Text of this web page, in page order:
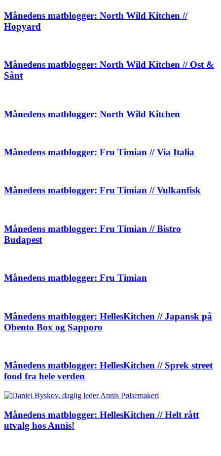
Månedens matblogger: North Wild Kitchen //
Hopyard
Månedens matblogger: North Wild Kitchen // Ost &
Sånt
Månedens matblogger: North Wild Kitchen
Månedens matblogger: Fru Timian // Via Italia
Månedens matblogger: Fru Timian // Vulkanfisk
Månedens matblogger: Fru Timian // Bistro
Budapest
Månedens matblogger: Fru Timian
Månedens matblogger: HellesKitchen // Japansk på
Obento Box og Sapporo
Månedens matblogger: HellesKitchen // Sprek street
food fra hele verden
Månedens matblogger: HellesKitchen // Helt rått
utvalg hos Annis!